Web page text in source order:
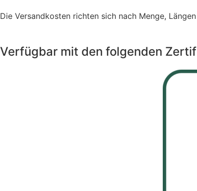
Die Versandkosten richten sich nach Menge,
Verfügbar mit den folgenden